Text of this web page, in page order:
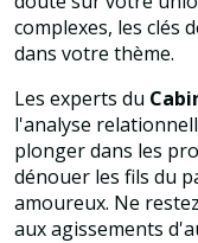
complexes, les clés
dans votre thème.
Les experts du
l'analyse
plonger dans les
dénouer les fils du
amoureux. Ne
aux agissements